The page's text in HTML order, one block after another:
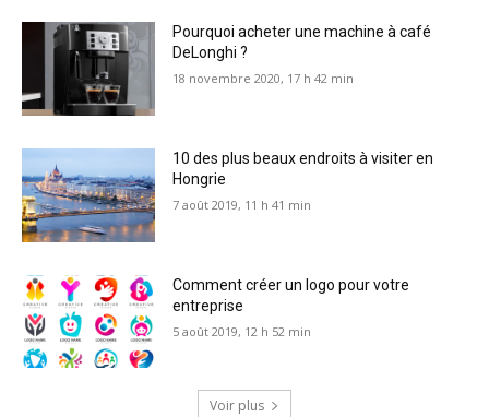
Pourquoi acheter une machine à café
DeLonghi ?
18 novembre 2020, 17 h 42 min
10 des plus beaux endroits à visiter en
Hongrie
7 août 2019, 11 h 41 min
Comment créer un logo pour votre
entreprise
5 août 2019, 12 h 52 min
Voir plus